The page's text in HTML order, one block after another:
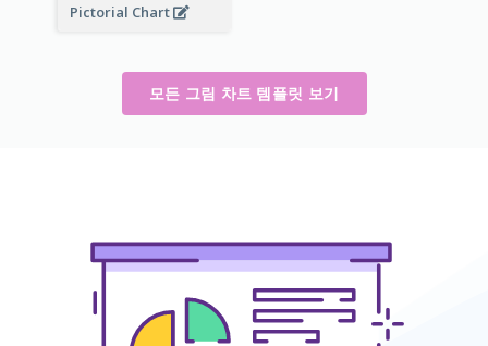
Pictorial Chart
모든 그림 차트 템플릿 보기